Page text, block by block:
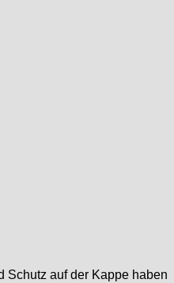
Schutz auf der Kappe haben